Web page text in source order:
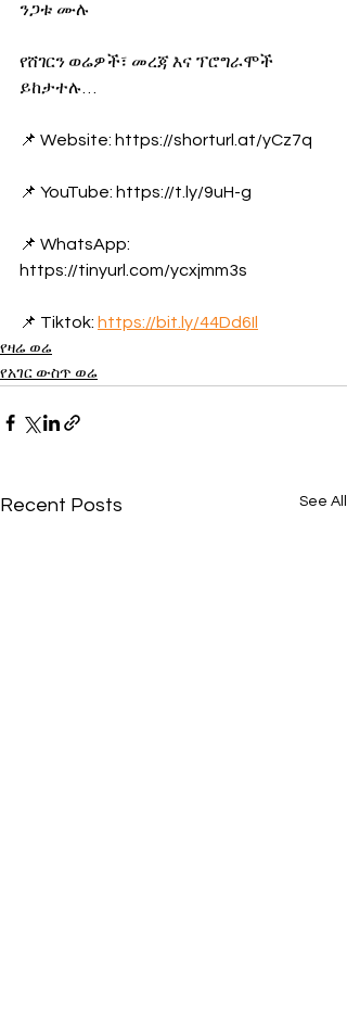
ንጋቱ ሙሉ
የሸገርን ወሬዎች፣ መረጃ እና ፕሮግራሞች
ይከታተሉ…
📌 Website: https://shorturl.at/yCz7q
📌 YouTube: https://t.ly/9uH-g
📌 WhatsApp:
https://tinyurl.com/ycxjmm3s
📌 Tiktok: https://bit.ly/44Dd6Il
የዛሬ ወሬ
የአገር ውስጥ ወሬ
Recent Posts See All